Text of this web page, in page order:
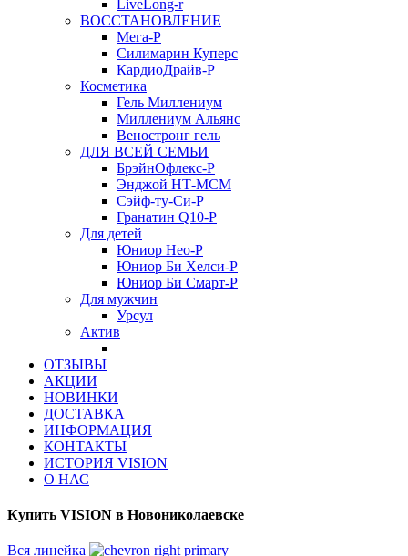
LiveLong-r
ВОССТАНОВЛЕНИЕ
Мега-Р
Силимарин Куперс
КардиоДрайв-Р
Косметика
Гель Миллениум
Миллениум Альянс
Веностронг гель
ДЛЯ ВСЕЙ СЕМЬИ
БрэйнОфлекс-Р
Энджой НТ-МСМ
Сэйф-ту-Си-Р
Гранатин Q10-Р
Для детей
Юниор Нео-Р
Юниор Би Хелси-Р
Юниор Би Смарт-Р
Для мужчин
Урсул
Актив
ОТЗЫВЫ
АКЦИИ
НОВИНКИ
ДОСТАВКА
ИНФОРМАЦИЯ
КОНТАКТЫ
ИСТОРИЯ VISION
О НАС
Купить VISION в Новониколаевске
Вся линейка